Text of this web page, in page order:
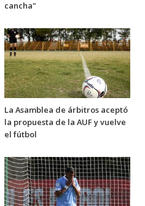
cancha"
La Asamblea de árbitros aceptó
la propuesta de la AUF y vuelve
el fútbol